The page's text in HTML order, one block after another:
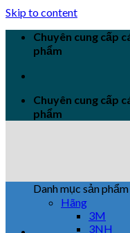
Skip to content
Chuyên cung cấp
phẩm
Chuyên cung cấp
phẩm
Danh mục sản phẩm
Hãng
3M
3NH